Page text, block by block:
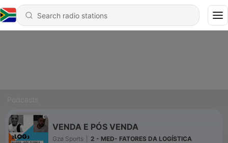
VENDA E PÓS VENDA
Gzø Sports 2 - MED- FATORES DA LOGÍSTICA